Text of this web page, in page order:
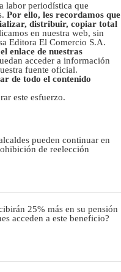
labor periodística que
Por ello, les recordamos que
distribuir, copiar total
en nuestra web, sin
Editora El Comercio S.A.
enlace de nuestras
acceder a información
fuente oficial.
de todo el contenido
este esfuerzo.
pueden continuar en
de reelección
25% más en su pensión
acceden a este beneficio?